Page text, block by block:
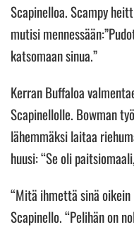
Scapinelloa. Scampy
mutisi
katsomaan sinua.”
Kerran Buffaloa
Scapinellolle. Bowman
lähemmäksi laitaa
huusi: “Se oli
“Mitä ihmettä sinä
Scapinello. “Pelihän on